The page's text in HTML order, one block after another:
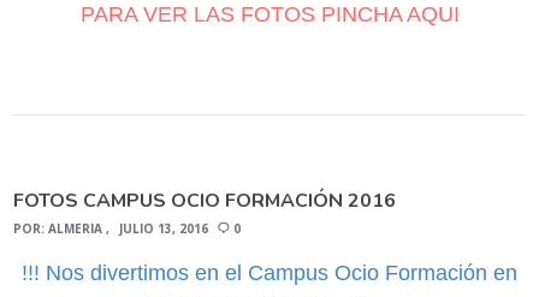
PARA VER LAS FOTOS PINCHA AQUI
FOTOS CAMPUS OCIO FORMACIÓN 2016
POR:ALMERIA JULIO 13, 2016 0
!!! Nos divertimos en el Campus Ocio Formación en